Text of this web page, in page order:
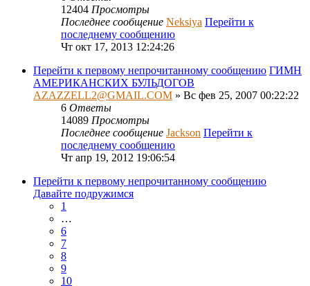
12404 Просмотры
Последнее сообщение Neksiya Перейти к
последнему сообщению
Чт окт 17, 2013 12:24:26
Перейти к первому непрочитанному сообщению ГИМН
АМЕРИКАНСКИХ БУЛЬДОГОВ
AZAZZELL2@GMAIL.COM » Вс фев 25, 2007 00:22:22
6 Ответы
14089 Просмотры
Последнее сообщение Jackson Перейти к
последнему сообщению
Чт апр 19, 2012 19:06:54
Перейти к первому непрочитанному сообщению
Давайте подружимся
1
…
6
7
8
9
10